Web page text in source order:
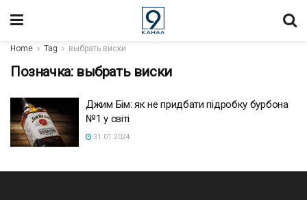
Home Tag выбрать виски
Позначка: выбрать виски
Джим Бім: як не придбати підробку бурбона
№1 у світі
31.01.2024